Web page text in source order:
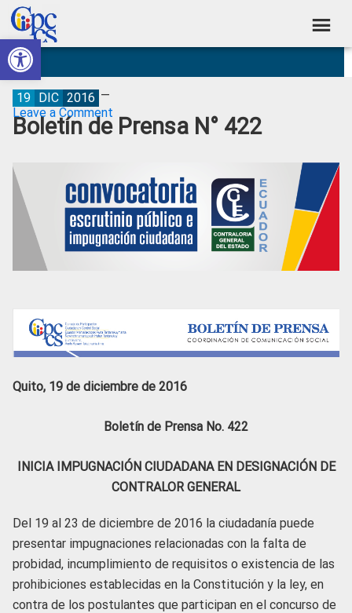
Abrir barra de herramientas
Skip
to
primary
navigation
Skip
to
main
content
Skip
to
primary
sidebar
Skip
to
footer
Consejo
de
Participación
Ciudadana
Control
Social
Construyendo
Poder
Ciudadano
Boletín de Prensa N° 422
19 DIC 2016
Leave a Comment
Quito, 19 de diciembre de 2016
Boletín de Prensa No. 422
INICIA IMPUGNACIÓN CIUDADANA EN DESIGNACIÓN DE
CONTRALOR GENERAL
Del 19 al 23 de diciembre de 2016 la ciudadanía puede
presentar impugnaciones relacionadas con la falta de
probidad, incumplimiento de requisitos o existencia de las
prohibiciones establecidas en la Constitución y la ley, en
contra de los postulantes que participan en el concurso de